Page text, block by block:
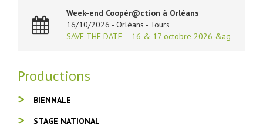
Week-end Coopér@ction à Orléans
16/10/2026 - Orléans - Tours
SAVE THE DATE – 16 & 17 octobre 2026 &ag
Productions
BIENNALE
STAGE NATIONAL